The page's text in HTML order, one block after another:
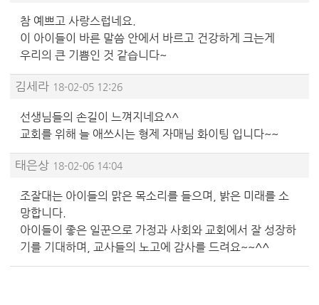
참 예쁘고 사랑스럽네요.
이 아이들이 바른 말씀 안에서 바르고 건강하게 크는게
우리의 큰 기쁨인 것 같습니다~
김세라 18-02-05 12:26
선생님들의 손길이 느껴지네요^^
교회를 위해 늘 애쓰시는 형제 자매님 화이팅 입니다~~
태은상 18-02-06 14:04
조잘대는 아이들의 맑은 목소리를 들으며, 밝은 미래를 소
망합니다.
아이들이 좋은 일꾼으로 가정과 사회와 교회에서 잘 성장하
기를 기대하며, 교사들의 노고에 감사를 드려요~~^^